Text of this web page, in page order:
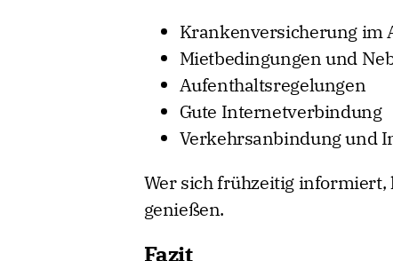
Krankenversicherung im
Mietbedingungen und
Aufenthaltsregelungen
Gute Internetverbindung
Verkehrsanbindung und
Wer sich frühzeitig
genießen.
Fazit